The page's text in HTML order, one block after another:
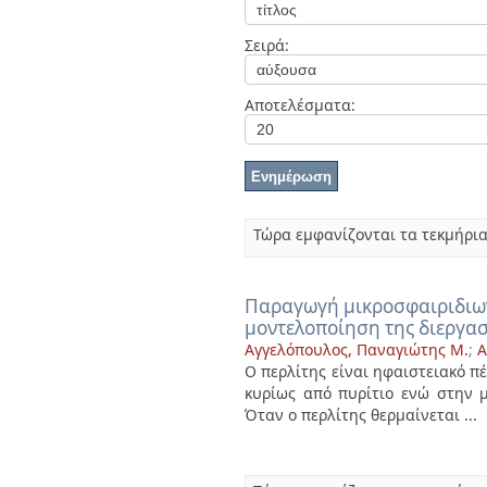
Σειρά:
Αποτελέσματα:
Τώρα εμφανίζονται τα
Παραγωγή
μοντελοποίηση της
Αγγελόπουλος, Παναγιώτης Μ.;
Ο περλίτης είναι ηφαιστειακό
κυρίως από πυρίτιο ενώ στην
Όταν ο περλίτης θερμαίνεται ...